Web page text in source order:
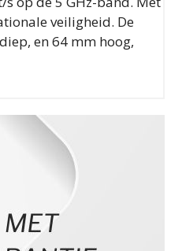
veiligheid. De
en 64 mm hoog,